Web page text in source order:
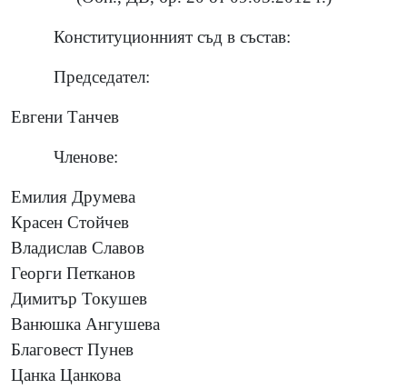
Конституционният съд в състав:
Председател:
Евгени Танчев
Членове:
Емилия Друмева
Красен Стойчев
Владислав Славов
Георги Петканов
Димитър Токушев
Ванюшка Ангушева
Благовест Пунев
Цанка Цанкова